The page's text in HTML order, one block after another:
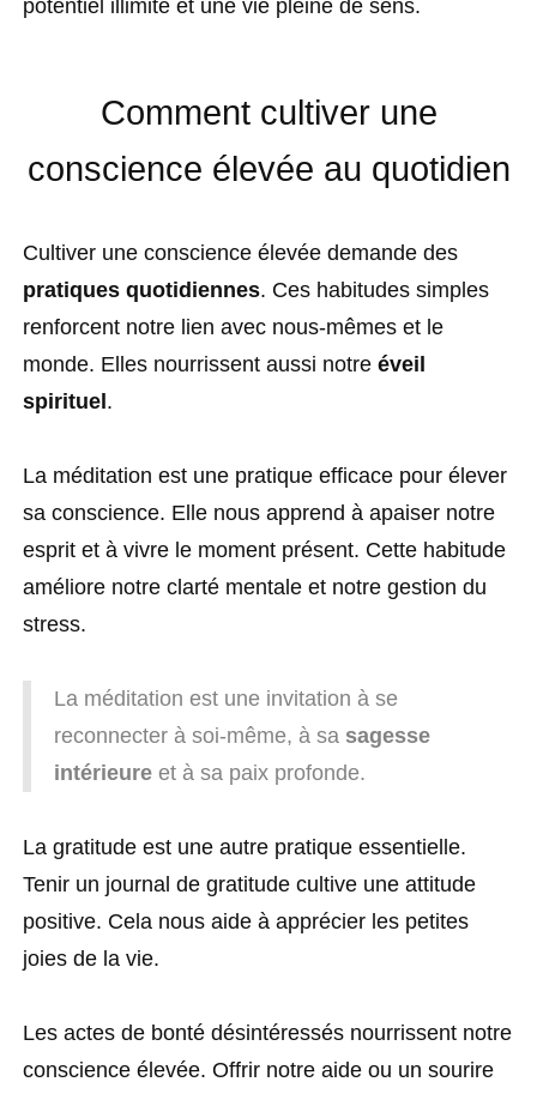
potentiel illimité et une vie pleine de sens.
Comment cultiver une
conscience élevée au quotidien
Cultiver une conscience élevée demande des
pratiques quotidiennes. Ces habitudes simples
renforcent notre lien avec nous-mêmes et le
monde. Elles nourrissent aussi notre éveil
spirituel .
La méditation est une pratique efficace pour élever
sa conscience. Elle nous apprend à apaiser notre
esprit et à vivre le moment présent. Cette habitude
améliore notre clarté mentale et notre gestion du
stress.
La méditation est une invitation à se
reconnecter à soi-même, à sa sagesse
intérieure et à sa paix profonde.
La gratitude est une autre pratique essentielle.
Tenir un journal de gratitude cultive une attitude
positive. Cela nous aide à apprécier les petites
joies de la vie.
Les actes de bonté désintéressés nourrissent notre
conscience élevée. Offrir notre aide ou un sourire